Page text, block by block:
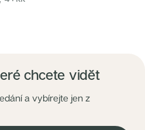
chcete vidět
a vybírejte jen z